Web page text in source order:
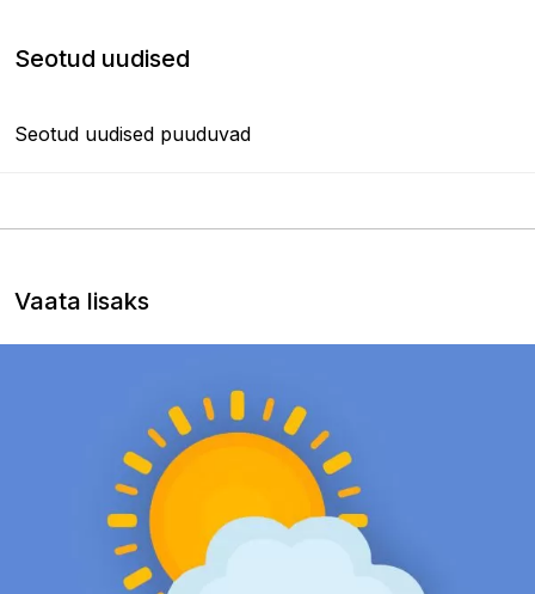
Seotud uudised
Seotud uudised puuduvad
Vaata lisaks